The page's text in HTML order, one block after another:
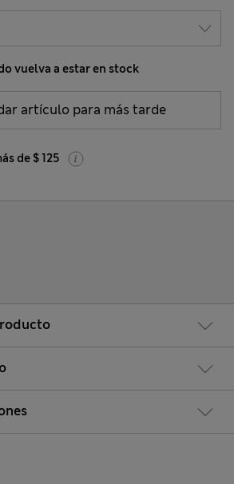
vuelva a estar en stock
artículo para más tarde
de $ 125